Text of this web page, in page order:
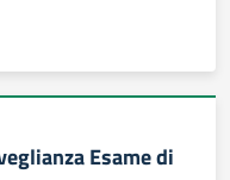
Esame di